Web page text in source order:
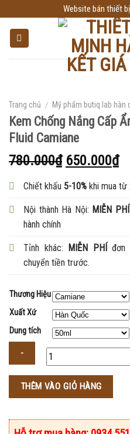
to
content
Website bán thiết
Trang chủ / Mỹ phẩm butiq lab hàn
Kem Chống Nắng Cấp
Fluid Camiane
780.000₫ 650.000₫
Chiết khấu 5-10% khi mua từ
Nội thành Hà Nội: MIỄN PHÍ
hành chính
Tỉnh khác: MIỄN PHÍđơn
chuyển tiền trước.
Thương Hiệu
Xuất Xứ
Dung tích
THÊM VÀO GIỎ HÀNG